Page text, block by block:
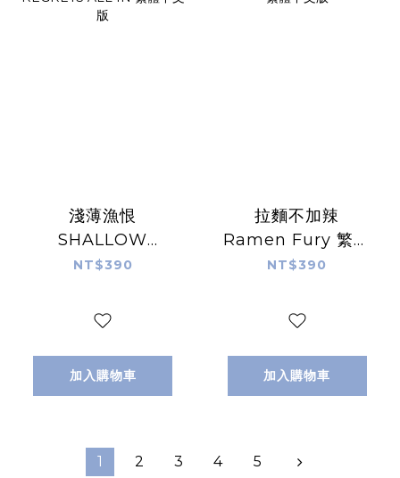
淺薄漁恨
SHALLOW
REGRETS ALL IN
NT$390
加入購物車
拉麵不加辣
Ramen Fury 繁體
中文版
NT$390
加入購物車
1 2 3 4 5